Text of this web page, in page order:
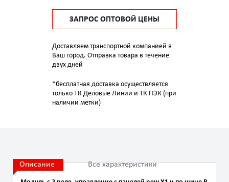
ЗАПРОС ОПТОВОЙ ЦЕНЫ
Доставляем транспортной компанией в
Ваш город. Отправка товара в течение
двух дней
*бесплатная доставка осуществляется
только ТК Деловые Линии и ТК ПЭК (при
наличии метки)
Описание Все характеристики